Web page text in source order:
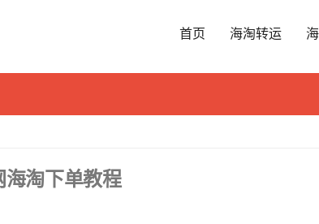
首页 海淘转运
淘下单教程